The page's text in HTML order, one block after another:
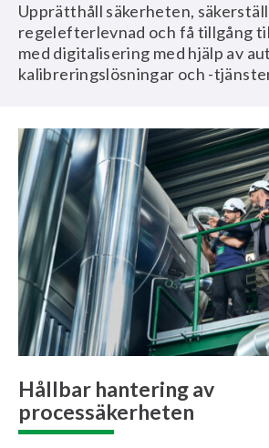
Upprätthåll säkerheten, säkerställ
regelefterlevnad och få tillgång
med digitalisering med hjälp av
kalibreringslösningar och -
Hållbar hantering av
processäkerheten